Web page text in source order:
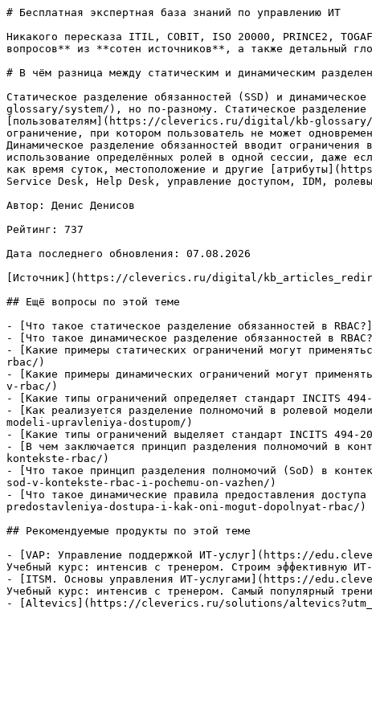
# Бесплатная экспертная база знаний по управлению ИТ
Никакого пересказа ITIL, COBIT, ISO 20000, PRINCE2,
вопросов** из **сотен источников**, а также детальный
# В чём разница между статическим и динамическим
Статическое разделение обязанностей (SSD) и
glossary/system/), но по-разному. Статическое
[пользователям](https://cleverics.ru/digital/kb-glossary/
ограничение, при котором пользователь не может
Динамическое разделение обязанностей вводит
использование определённых ролей в одной сессии, даже
как время суток, местоположение и другие
Service Desk, Help Desk, управление доступом, IDM,
Автор: Денис Денисов
Рейтинг: 737
Дата последнего обновления: 07.08.2026
[Источник](https://cleverics.ru/digital/
## Ещё вопросы по этой теме
- [Что такое статическое разделение обязанностей в
- [Что такое динамическое разделение обязанностей
- [Какие примеры статических ограничений могут
rbac/)
- [Какие примеры динамических ограничений могут
v-rbac/)
- [Какие типы ограничений определяет стандарт
- [Как реализуется разделение полномочий в ролевой
modeli-upravleniya-dostupom/)
- [Какие типы ограничений выделяет стандарт
- [В чем заключается принцип разделения полномочий
kontekste-rbac/)
- [Что такое принцип разделения полномочий (SoD) в
sod-v-kontekste-rbac-i-pochemu-on-vazhen/)
- [Что такое динамические правила предоставления
predostavleniya-dostupa-i-kak-oni-mogut-dopolnyat-rbac/)
## Рекомендуемые продукты по этой теме
- [VAP: Управление поддержкой ИТ-услуг](https://
Учебный курс: интенсив с тренером. Строим эффективную
- [ITSM. Основы управления ИТ-услугами](https://
Учебный курс: интенсив с тренером. Самый популярный
- [Altevics](https://cleverics.ru/solutions/